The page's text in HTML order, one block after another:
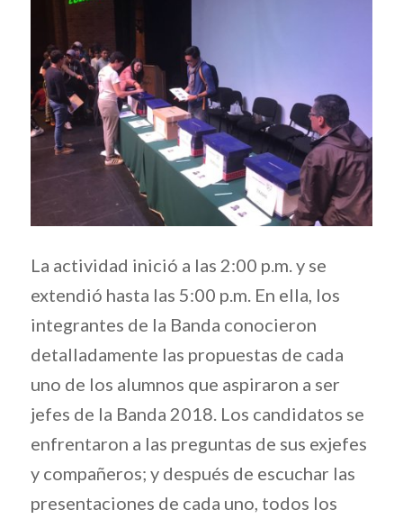
La actividad inició a las 2:00 p.m. y se
extendió hasta las 5:00 p.m. En ella, los
integrantes de la Banda conocieron
detalladamente las propuestas de cada
uno de los alumnos que aspiraron a ser
jefes de la Banda 2018. Los candidatos se
enfrentaron a las preguntas de sus exjefes
y compañeros; y después de escuchar las
presentaciones de cada uno, todos los